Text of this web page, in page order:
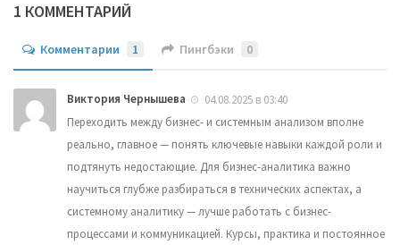
1 КОММЕНТАРИЙ
Комментарии 1 Пингбэки 0
Виктория Чернышева
04.08.2025 в 03:40
Переходить между бизнес- и системным анализом вполне
реально, главное — понять ключевые навыки каждой роли и
подтянуть недостающие. Для бизнес-аналитика важно
научиться глубже разбираться в технических аспектах, а
системному аналитику — лучше работать с бизнес-
процессами и коммуникацией. Курсы, практика и постоянное